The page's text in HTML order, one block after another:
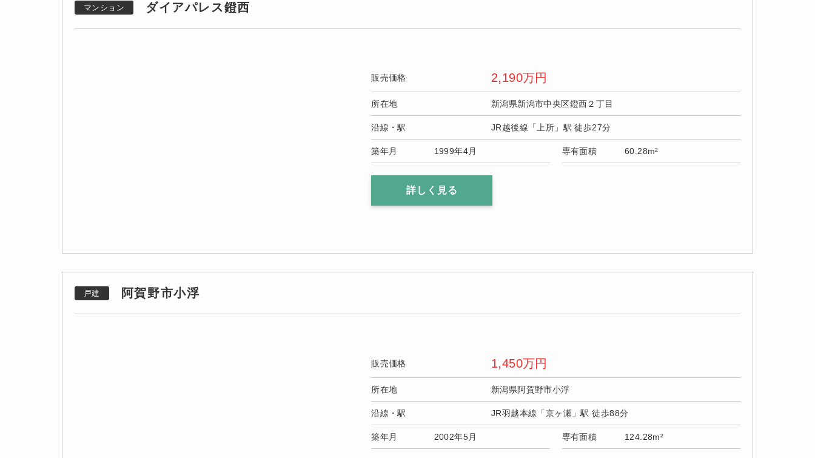
マンション ダイアパレス鐙西
販売価格 2,190万円
所在地 新潟県新潟市中央区鐙西２丁目
沿線・駅 JR越後線「上所」駅 徒歩27分
築年月 1999年4月 専有面積 60.28m²
詳しく見る
戸建 阿賀野市小浮
販売価格 1,450万円
所在地 新潟県阿賀野市小浮
沿線・駅 JR羽越本線「京ヶ瀬」駅 徒歩88分
築年月 2002年5月 専有面積 124.28m²